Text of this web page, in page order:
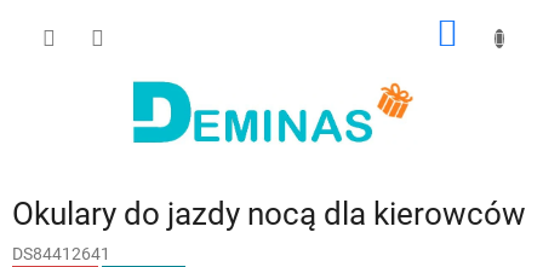
Okulary do jazdy nocą dla kierowców
DS84412641